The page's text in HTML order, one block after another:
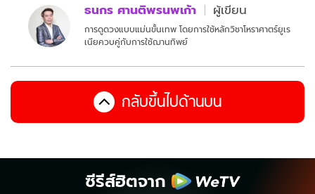
ธนกร ศานติพรนพเก้า ผู้เขียน
การดูดวงแบบแม่นขั้นเทพ โดยการใช้หลักวิชาโหราศาตร์ยูเร
เนียควบคู่กับการใช้ฌานทิพย์
กลับขึ้นไปด้านบน
ซีรีส์ฮิตจาก